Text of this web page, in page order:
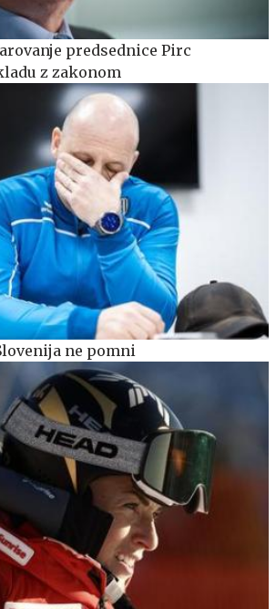
predsednice Pirc
z zakonom
ne pomni